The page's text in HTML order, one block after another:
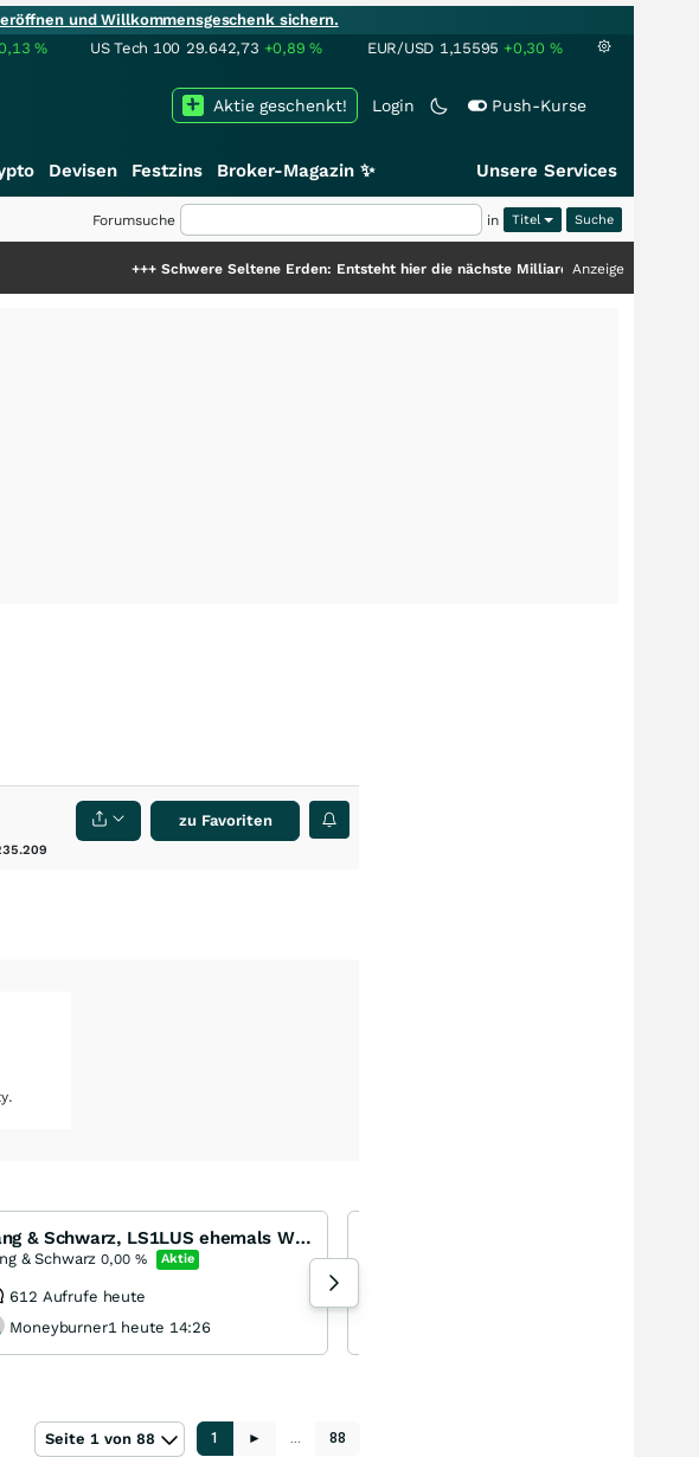
und Willkommensgeschenk sichern.
% US Tech 100 29.642,73 +0,89% EUR/USD 1,15595 +0,30 %
Login Push-Kurse
Aktie geschenkt!
Devisen Festzins Broker-Magazin ✨ Unsere Services
Forumsuche in Titel
Schwere Seltene Erden: Entsteht hier die nächste Milliardenstory?+++ Anzeige
zu Favoriten
Lang & Schwarz, LS1LUS ehemals WKN 645932 - LS-X
& Schwarz 0,00% Aktie
612 Aufrufe heute
Moneyburner1 heute 14:26
1 ► … 88
Seite 1 von 88